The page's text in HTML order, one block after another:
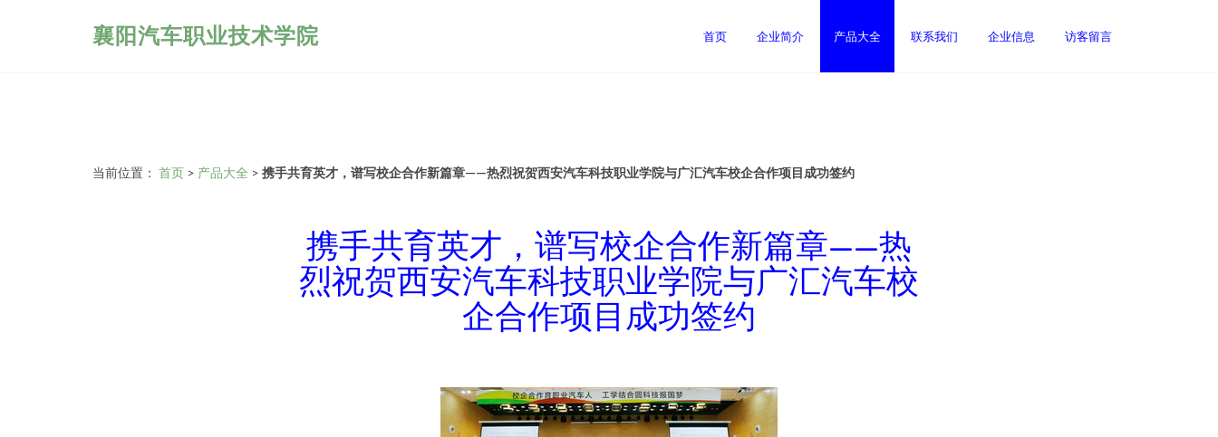
襄阳汽车职业技术学院 首页 企业简介 产品大全 联系我们 企业信息 访客留言
当前位置： 首页 > 产品大全 > 携手共育英才，谱写校企合作新篇章——热烈祝贺西安汽车科技职业学院与广汇汽车校企合作项目成功签约
携手共育英才，谱写校企合作新篇章——热
烈祝贺西安汽车科技职业学院与广汇汽车校
企合作项目成功签约